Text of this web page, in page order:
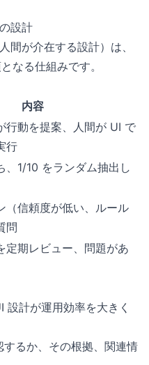
設計
が介在する設計）は、
なる仕組みです。
内容
行動を提案、人間が UI で
行
、1/10 をランダム抽出し
（信頼度が低い、ルール
問
定期レビュー、問題があ
設計が運用効率を大きく
するか、その根拠、関連情